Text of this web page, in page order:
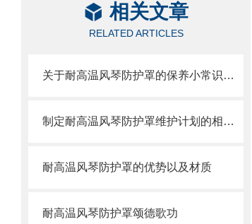
相关文章
RELATED ARTICLES
关于耐高温风琴防护罩的保养小常识介绍
制定耐高温风琴防护罩维护计划的相关策略
耐高温风琴防护罩的优势以及材质
耐高温风琴防护罩颂德歌功